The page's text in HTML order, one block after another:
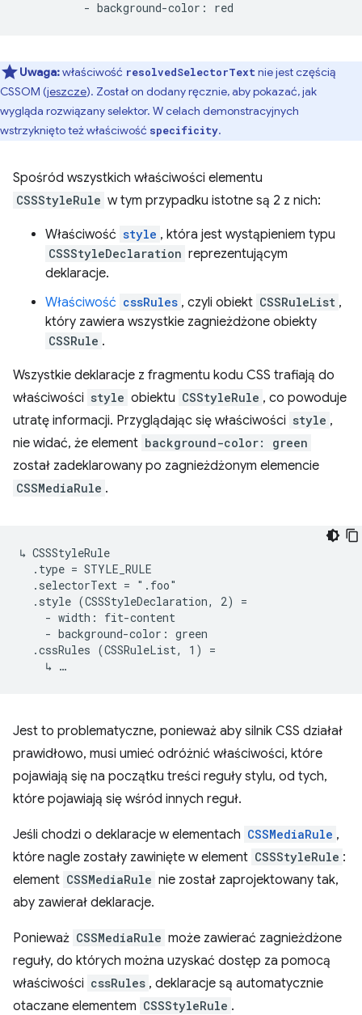
Uwaga:właściwość resolvedSelectorText nie jest częścią
CSSOM (jeszcze). Został on dodany ręcznie, aby pokazać, jak
wygląda rozwiązany selektor. W celach demonstracyjnych
wstrzyknięto też właściwość specificity.
Spośród wszystkich właściwości elementu
CSSStyleRule w tym przypadku istotne są 2 z nich:
Właściwość style , która jest wystąpieniem typu
CSSStyleDeclaration reprezentującym
deklaracje.
Właściwość cssRules , czyli obiekt CSSRuleList ,
który zawiera wszystkie zagnieżdżone obiekty
CSSRule .
Wszystkie deklaracje z fragmentu kodu CSS trafiają do
właściwości style obiektu CSStyleRule , co powoduje
utratę informacji. Przyglądając się właściwości style ,
nie widać, że element background-color: green
został zadeklarowany po zagnieżdżonym elemencie
CSSMediaRule .
↳ CSSStyleRule
  .type = STYLE_RULE
  .selectorText = ".foo"
  .style (CSSStyleDeclaration, 2) =
    - width: fit-content
    - background-color: green
  .cssRules (CSSRuleList, 1) =
Jest to problematyczne, ponieważ aby silnik CSS działał
prawidłowo, musi umieć odróżnić właściwości, które
pojawiają się na początku treści reguły stylu, od tych,
które pojawiają się wśród innych reguł.
Jeśli chodzi o deklaracje w elementach CSSMediaRule ,
które nagle zostały zawinięte w element CSSStyleRule :
element CSSMediaRule nie został zaprojektowany tak,
aby zawierał deklaracje.
Ponieważ CSSMediaRule może zawierać zagnieżdżone
reguły, do których można uzyskać dostęp za pomocą
właściwości cssRules , deklaracje są automatycznie
otaczane elementem CSSStyleRule .